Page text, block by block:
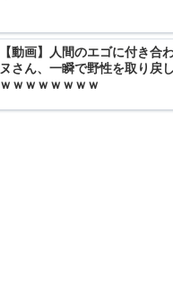
【動画】人間のエゴに付き合
ヌさん、一瞬で野性を取り戻
ｗｗｗｗｗｗｗｗ